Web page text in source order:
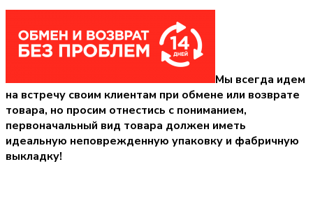
Мы всегда идем
на встречу своим клиентам при обмене или возврате
товара, но просим отнестись с пониманием,
первоначальный вид товара должен иметь
идеальную неповрежденную упаковку и фабричную
выкладку!